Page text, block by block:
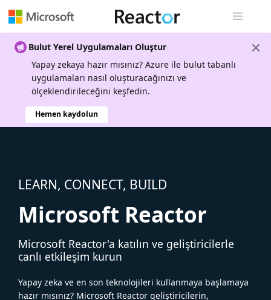
Bulut Yerel Uygulamaları Oluştur
Yapay zekaya hazır mısınız? Azure ile bulut tabanlı
uygulamaları nasıl oluşturacağınızı ve
ölçeklendirileceğini keşfedin.
Hemen kaydolun
LEARN, CONNECT, BUILD
Microsoft Reactor
Microsoft Reactor'a katılın ve geliştiricilerle
canlı etkileşim kurun
Yapay zeka ve en son teknolojileri kullanmaya başlamaya
hazır mısınız? Microsoft Reactor geliştiricilerin,